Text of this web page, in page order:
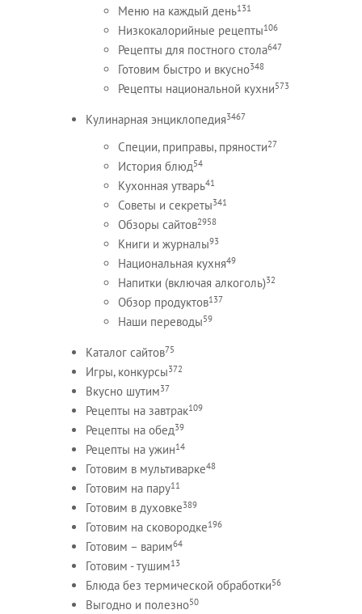
Меню на каждый день131
Низкокалорийные рецепты106
Рецепты для постного стола647
Готовим быстро и вкусно348
Рецепты национальной кухни573
Кулинарная энциклопедия3467
Специи, приправы, пряности27
История блюд54
Кухонная утварь41
Советы и секреты341
Обзоры сайтов2958
Книги и журналы93
Национальная кухня49
Напитки (включая алкоголь)32
Обзор продуктов137
Наши переводы59
Каталог сайтов75
Игры, конкурсы372
Вкусно шутим37
Рецепты на завтрак109
Рецепты на обед39
Рецепты на ужин14
Готовим в мультиварке48
Готовим на пару11
Готовим в духовке389
Готовим на сковородке196
Готовим – варим64
Готовим - тушим13
Блюда без термической обработки56
Выгодно и полезно50